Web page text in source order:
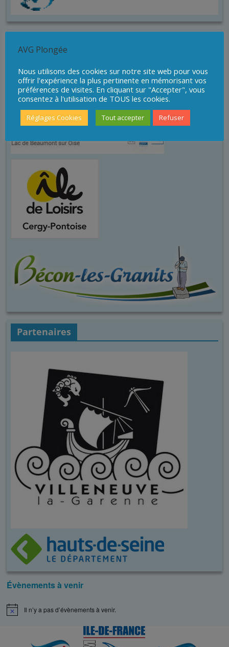
Partenaires
Évènements à venir
N
Il n’y a pas d’évènements à venir.
AVG Plongée
Nous utilisons des cookies sur notre site web pour vous
offrir l'expérience la plus pertinente en mémorisant vos
préférences de visites. En cliquant sur "Accepter", vous
consentez à l'utilisation de TOUS les cookies.
Réglages Cookies Tout accepter Refuser